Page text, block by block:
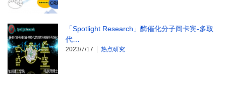
「Spotlight Research」酶催化分子间卡宾-多取
代…
2023/7/17 热点研究